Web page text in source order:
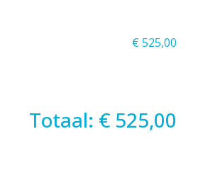
€ 525,00
Totaal: € 525,00